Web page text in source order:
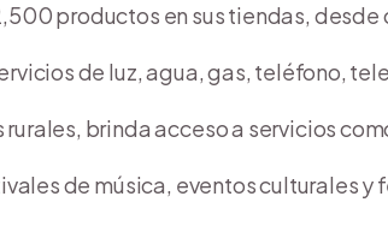
productos en sus tiendas, desde
de luz, agua, gas, teléfono,
rurales, brinda acceso a servicios
de música, eventos culturales y